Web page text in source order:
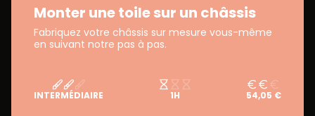
Monter une toile sur un châssis
Fabriquez votre châssis sur mesure vous-même
en suivant notre pas à pas.
INTERMÉDIAIRE 1H 54,05 €